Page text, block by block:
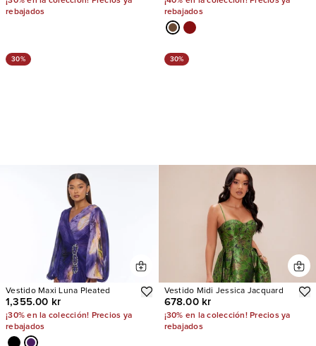
rebajados
rebajados
30%
Vestido Maxi Luna Pleated
1,355.00 kr
¡30% en la colección! Precios ya
rebajados
30%
Vestido Midi Jessica Jacquard
678.00 kr
¡30% en la colección! Precios ya
rebajados